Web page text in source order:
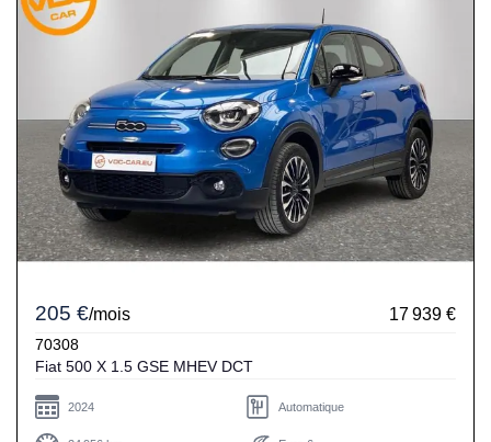
205 €/mois 17 939 €
70308
Fiat 500 X 1.5 GSE MHEV DCT
2024 Automatique